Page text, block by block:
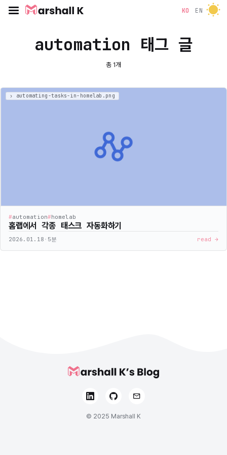
KO EN
automation 태그 글
총 1개
#automation#homelab
홈랩에서 각종 태스크 자동화하기
2026.01.18 · 5분 read →
© 2025 Marshall K